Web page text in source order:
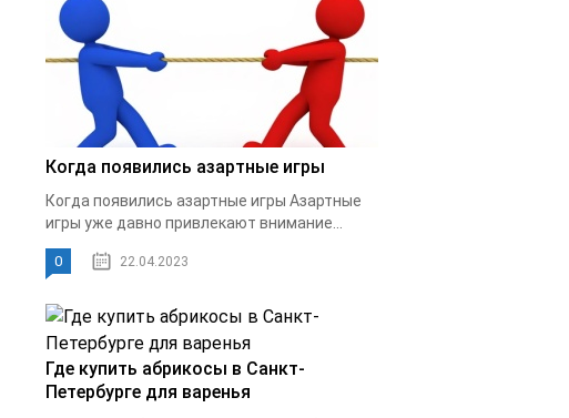
Когда появились азартные игры
Когда появились азартные игры Азартные
игры уже давно привлекают внимание...
0 22.04.2023
Где купить абрикосы в Санкт-
Петербурге для варенья